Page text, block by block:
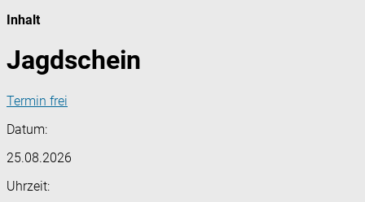
Inhalt
Jagdschein
Termin frei
Datum:
25.08.2026
Uhrzeit: